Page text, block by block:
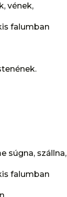
vének,
falumban
súgna, szállna,
falumban